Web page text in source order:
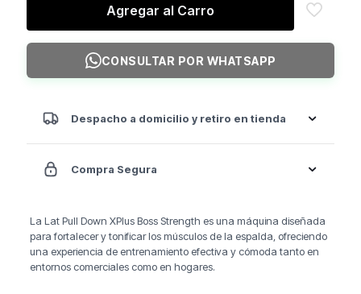
(Unilateral)
Xplus
Agregar al Carro
CONSULTAR POR WHATSAPP
Despacho a domicilio y retiro en tienda
Compra Segura
La Lat Pull Down XPlus Boss Strength es una máquina diseñada
para fortalecer y tonificar los músculos de la espalda, ofreciendo
una experiencia de entrenamiento efectiva y cómoda tanto en
entornos comerciales como en hogares.